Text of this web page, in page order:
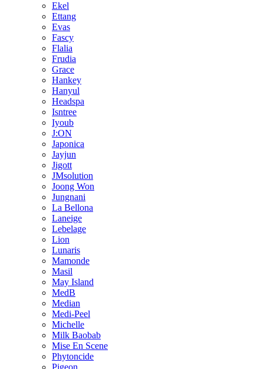
Ekel
Ettang
Evas
Fascy
Flalia
Frudia
Grace
Hankey
Hanyul
Headspa
Isntree
Iyoub
J:ON
Japonica
Jayjun
Jigott
JMsolution
Joong Won
Jungnani
La Bellona
Laneige
Lebelage
Lion
Lunaris
Mamonde
Masil
May Island
MedB
Median
Medi-Peel
Michelle
Milk Baobab
Mise En Scene
Phytoncide
Pigeon